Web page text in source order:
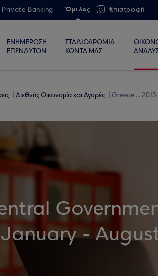
Private Banking Όμιλος €πιστροφή
ΕΝΗΜΕΡΩΣΗ
ΕΠΕΝΔΥΤΩΝ
ΣΤΑΔΙΟΔΡΟΜΙΑ
ΚΟΝΤΑ ΜΑΣ
Διεθνής Οικονομία και Αγορές Greece ... 2015
-